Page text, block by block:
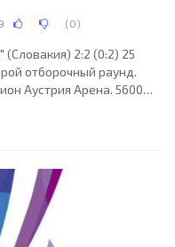
(0)
2:2 (0:2) 25
отборочный раунд.
Аустрия Арена. 5600
(Эстония).
62), Андреас Ласник